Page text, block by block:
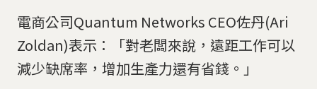
電商公司Quantum Networks CEO佐丹(Ari
Zoldan)表示：「對老闆來說，遠距工作可以
減少缺席率，增加生產力還有省錢。」